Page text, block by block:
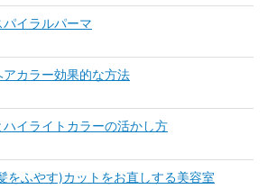
パイラルパーマ
カラー効果的な方法
イライトカラーの活かし方
をふやす)カットをお直しする美容室